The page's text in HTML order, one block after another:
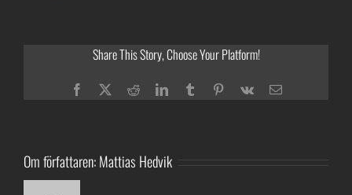
Share This Story, Choose Your Platform!
Facebook
TwitterRedditLinkedInTumblrPinterest
Vk
E-
Om författaren:Mattias Hedvik